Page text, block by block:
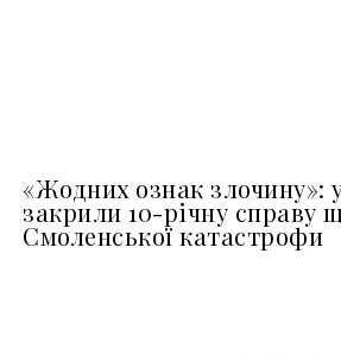
«Жодних ознак злочину»:
закрили 10-річну справу
Смоленської катастрофи